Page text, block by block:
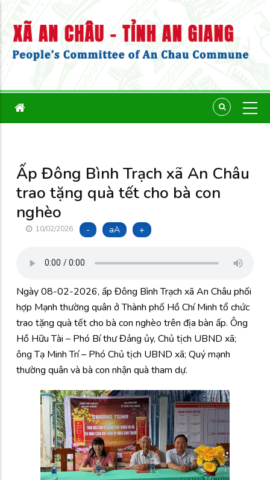
Ấp Đông Bình Trạch xã An Châu
trao tặng quà tết cho bà con
nghèo
10/02/2026 - aA +
Ngày 08-02-2026, ấp Đông Bình Trạch xã An Châu phối
hợp Mạnh thường quân ở Thành phố Hồ Chí Minh tổ chức
trao tặng quà tết cho bà con nghèo trên địa bàn ấp. Ông
Hồ Hữu Tài – Phó Bí thư Đảng ủy, Chủ tịch UBND xã;
ông Tạ Minh Trí – Phó Chủ tịch UBND xã; Quý mạnh
thường quân và bà con nhận quà tham dự.